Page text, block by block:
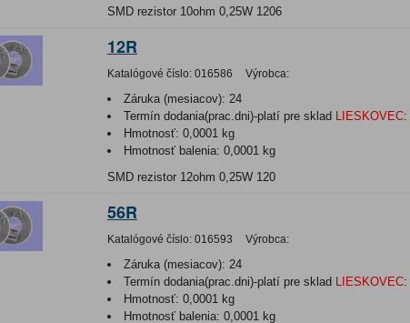
SMD rezistor 10ohm 0,25W 1206
12R
Katalógové číslo: 016586 Výrobca:
Záruka (mesiacov): 24
Termín dodania(prac.dni)-platí pre sklad LIESKOVEC:
Hmotnosť: 0,0001 kg
Hmotnosť balenia: 0,0001 kg
SMD rezistor 12ohm 0,25W 120
56R
Katalógové číslo: 016593 Výrobca:
Záruka (mesiacov): 24
Termín dodania(prac.dni)-platí pre sklad LIESKOVEC:
Hmotnosť: 0,0001 kg
Hmotnosť balenia: 0,0001 kg